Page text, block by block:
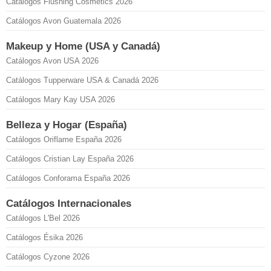
Catálogos Avon Guatemala 2026
Makeup y Home (USA y Canadá)
Catálogos Avon USA 2026
Catálogos Tupperware USA & Canadá 2026
Catálogos Mary Kay USA 2026
Belleza y Hogar (España)
Catálogos Oriflame España 2026
Catálogos Cristian Lay España 2026
Catálogos Conforama España 2026
Catálogos Internacionales
Catálogos L'Bel 2026
Catálogos Ésika 2026
Catálogos Cyzone 2026